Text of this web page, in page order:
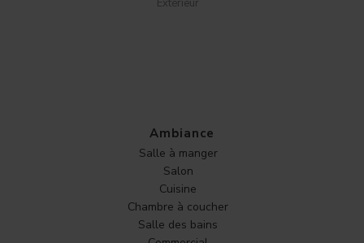
Extérieur
Ambiance
Salle à manger
Salon
Cuisine
Chambre à coucher
Salle des bains